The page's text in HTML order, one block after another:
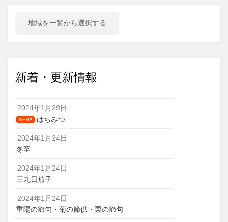
地域を一覧から選択する
新着・更新情報
2024年1月29日
NEW! はちみつ
2024年1月24日
冬至
2024年1月24日
三九日茄子
2024年1月24日
重陽の節句・菊の節供・栗の節句